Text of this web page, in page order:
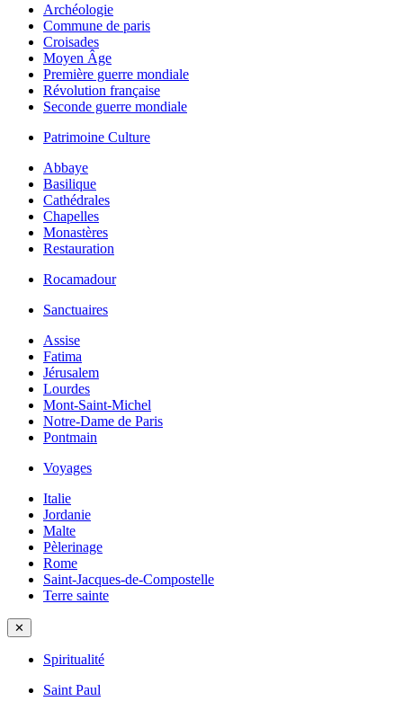
Archéologie
Commune de paris
Croisades
Moyen Âge
Première guerre mondiale
Révolution française
Seconde guerre mondiale
Patrimoine Culture
Abbaye
Basilique
Cathédrales
Chapelles
Monastères
Restauration
Rocamadour
Sanctuaires
Assise
Fatima
Jérusalem
Lourdes
Mont-Saint-Michel
Notre-Dame de Paris
Pontmain
Voyages
Italie
Jordanie
Malte
Pèlerinage
Rome
Saint-Jacques-de-Compostelle
Terre sainte
✕
Spiritualité
Saint Paul